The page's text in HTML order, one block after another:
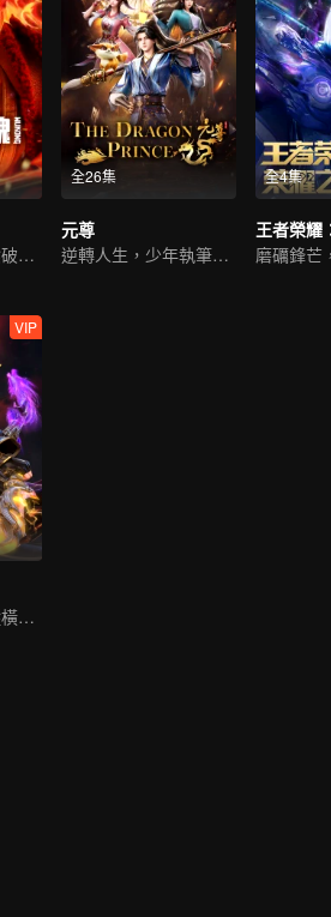
前世因果，必將喰破蒼穹
全26集
元尊
逆轉人生，少年執筆破蒼穹
全4集
磨礪鋒芒
VIP
王牌特工負系統縱橫九荒